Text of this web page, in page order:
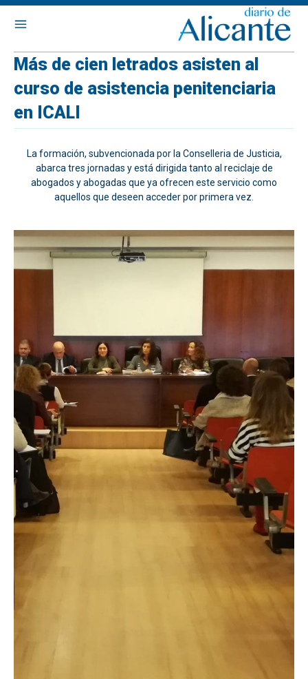
Más de cien letrados asisten al
curso de asistencia penitenciaria
en ICALI
La formación, subvencionada por la Conselleria de Justicia,
abarca tres jornadas y está dirigida tanto al reciclaje de
abogados y abogadas que ya ofrecen este servicio como
aquellos que deseen acceder por primera vez.